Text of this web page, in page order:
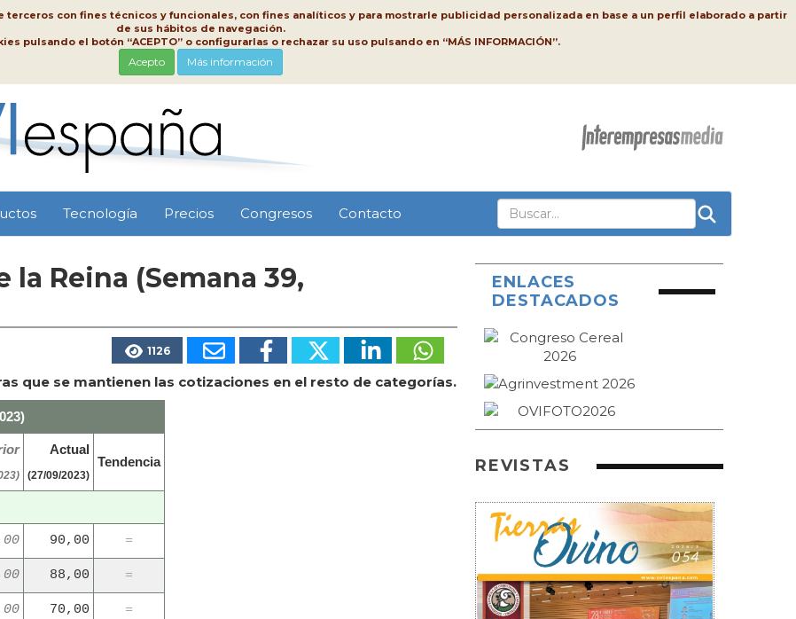
con fines técnicos y funcionales, con fines analíticos y para mostrarle publicidad personalizada en base a un perfil elaborado a partir
de sus hábitos de navegación.
pulsando el botón “ACEPTO” o configurarlas o rechazar su uso pulsando en “MÁS INFORMACIÓN”.
Acepto Más información
Tecnología Precios Congresos Contacto
la Reina (Semana 39,
1126
que se mantienen las cotizaciones en el resto de categorías.
Actual
(27/09/2023)
Tendencia
90,00 =
88,00 =
70,00 =
ENLACES
DESTACADOS
REVISTAS